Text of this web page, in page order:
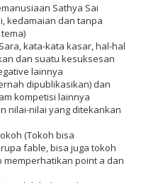
Sathya Sai
kedamaian dan tanpa
kata-kata kasar, hal-hal
dan suatu kesuksesan
lainnya
dipublikasikan) dan
kompetisi lainnya
nilai-nilai yang ditekankan
(Tokoh bisa
fable, bisa juga tokoh
point a dan